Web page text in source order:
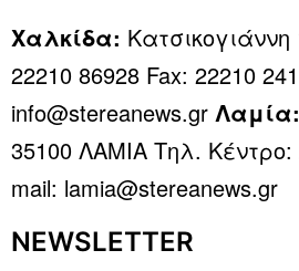
Χαλκίδα:
22210 86928 Fax: 22210
info@stereanews.gr Λαμία:
35100 ΛΑΜΙΑ Τηλ. Κέντρο:
mail: lamia@stereanews.gr
NEWSLETTER